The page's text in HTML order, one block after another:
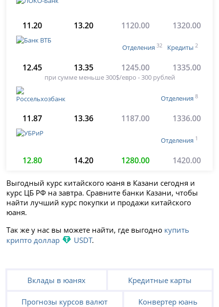
11.20 13.20 1120.00 1320.00
Отделения 32 Кредиты 2
12.45 13.35 1245.00 1335.00
при сумме меньше 300$/евро - 300 рублей
Отделения 8
11.87 13.36 1187.00 1336.00
Отделения 1
12.80 14.20 1280.00 1420.00
Выгодный курс китайского юаня в Казани сегодня и
курс ЦБ РФ на завтра. Сравните банки Казани, чтобы
найти лучший курс покупки и продажи китайского
юаня.
Так же у нас вы можете найти, где выгодно купить
крипто доллар
USDT.
Вклады в юанях Кредитные карты
Прогнозы курсов валют Конвертер юань